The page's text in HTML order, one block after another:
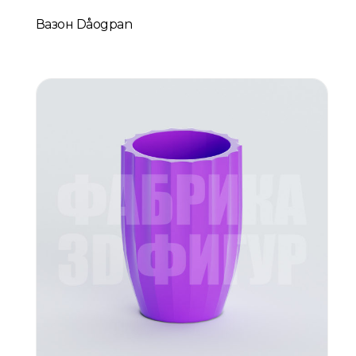
Вазон Dåogpan